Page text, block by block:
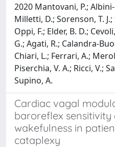
2020 Mantovani, P.;
Milletti, D.; Sorenson, T.
Oppi, F.; Elder, B. D.;
G.; Agati, R.; Calandra-
Chiari, L.; Ferrari, A.;
Piserchia, V. A.; Ricci, V.;
Supino, A.
Cardiac vagal
baroreflex
wakefulness in
cataplexy